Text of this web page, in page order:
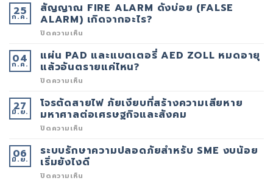
ว่า
ระบบ
CCTV
อัป
เกรด
เพื่อ
ความ
ปลอดภัย
ใน
ยุค
25
ก.ค.
สัญญาณ FIRE ALARM ดังบ่อย (FALSE
ALARM) เกิดจากอะไร?
ปิดความเห็น
ALARM
ดัง
บ่อย
เกิด
จาก
อะไร?
04
ก.ค.
แผ่น PAD และแบตเตอรี่ AED ZOLL หมดอายุ
แล้วอันตรายแค่ไหน?
ปิดความเห็น
PAD
และ
แบตเตอรี่
AED
แล้ว
อันตราย
แค่
27
มิ.ย.
โจรตัดสายไฟ ภัยเงียบที่สร้างความเสียหาย
มหาศาลต่อเศรษฐกิจและสังคม
ปิดความเห็น
สาย
ไฟ
ภัย
06
มิ.ย.
ระบบรักษาความปลอดภัยสำหรับ SME งบน้อย
เริ่มยังไงดี
ปิดความเห็น